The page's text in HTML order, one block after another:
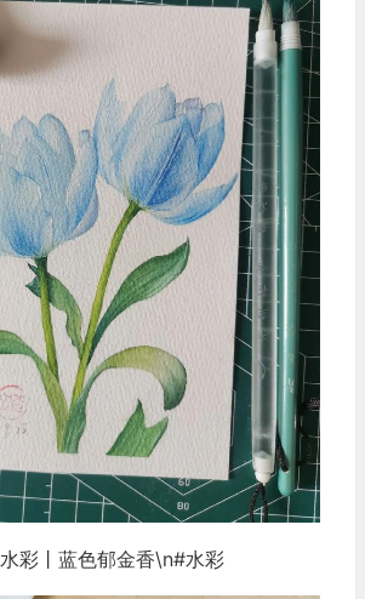
水彩丨蓝色郁金香\n#水彩